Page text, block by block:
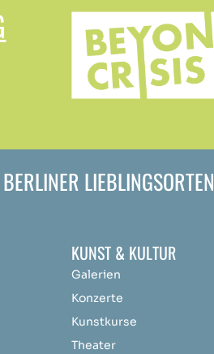
LIEBLINGSORTEN
KUNST & KULTUR
Galerien
Konzerte
Kunstkurse
Theater